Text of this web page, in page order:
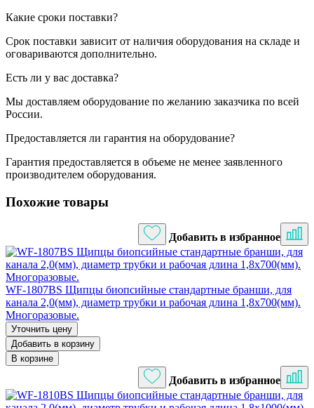
Какие сроки поставки?
Срок поставки зависит от наличия оборудования на складе и
оговариваются дополнительно.
Есть ли у вас доставка?
Мы доставляем оборудование по желанию заказчика по всей
России.
Предоставляется ли гарантия на оборудование?
Гарантия предоставляется в объеме не менее заявленного
производителем оборудования.
Похожие товары
Добавить в избранное
WF-1807BS Щипцы биопсийные стандартные бранши, для
канала 2,0(мм), диаметр трубки и рабочая длина 1,8х700(мм).
Многоразовые.
Уточнить цену
Добавить в корзину
В корзине
Добавить в избранное